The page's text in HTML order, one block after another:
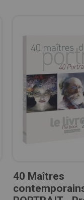
40 Maîtres